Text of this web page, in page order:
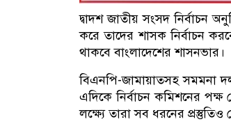
দ্বাদশ জাতীয় সংসদ নির্বাচন
করে তাদের শাসক নির্বাচন
থাকবে বাংলাদেশের শাসনভার।
বিএনপি-জামায়াতসহ সমমনা
এদিকে নির্বাচন কমিশনের
লক্ষ্যে তারা সব ধরনের প্রস্তুতিও